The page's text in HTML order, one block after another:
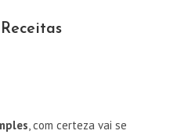
, com certeza vai se